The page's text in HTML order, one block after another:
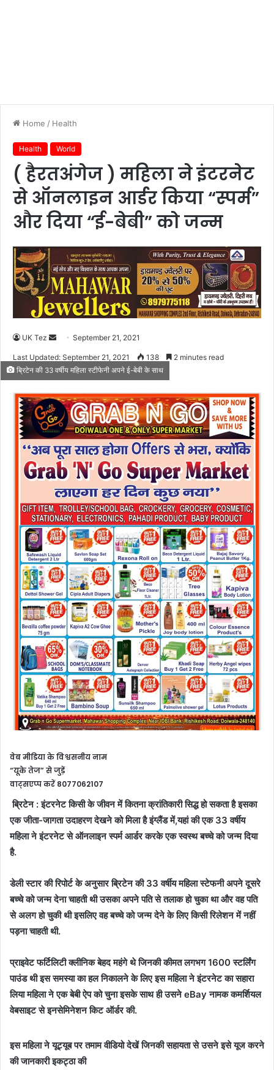
Home / Health
Health World
( हैरतअंगेज ) महिला ने इंटरनेट
से ऑनलाइन आर्डर किया “स्पर्म”
और दिया “ई-बेबी” को जन्म
UK Tez
e
n
d
a
e
m
a
i
September 21, 2021
Last Updated: September 21, 2021 138 2 minutes read
ब्रिटेन की 33 वर्षीय महिला स्टीफेनी अपने ई-बेबी के साथ
वेब मीडिया के विश्वसनीय नाम
“यूके तेज” से जुड़ें
वाट्सएप्प करें 8077062107
ब्रिटेन : इंटरनेट किसी के जीवन में कितना क्रांतिकारी सिद्ध हो सकता है इसका
एक जीता-जागता उदाहरण देखने को मिला है इंग्लैंड में,यहां की एक 33 वर्षीय
महिला ने इंटरनेट से ऑनलाइन स्पर्म आर्डर करके एक स्वस्थ बच्चे को जन्म दिया
है.
डेली स्टार की रिपोर्ट के अनुसार ब्रिटेन की 33 वर्षीय महिला स्टेफनी अपने दूसरे
बच्चे को जन्म देना चाहती थी उसका अपने पति से तलाक हो चुका था और वह पति
से अलग हो चुकी थी इसलिए वह बच्चे को जन्म देने के लिए किसी रिलेशन में नहीं
पड़ना चाहती थी.
प्राइवेट फर्टिलिटी क्लीनिक बेहद महंगे थे जिनकी कीमत लगभग 1600 स्टर्लिंग
पाउंड थी इस समस्या का हल निकालने के लिए इस महिला ने इंटरनेट का सहारा
लिया महिला ने एक बेबी ऐप को चुना इसके साथ ही उसने eBay नामक कमर्शियल
वेबसाइट से इनसेमिनेशन किट ऑर्डर की.
इस महिला ने यूट्यूब पर तमाम वीडियो देखें जिनकी सहायता से उसने इसे यूज करने
की जानकारी इकट्ठा की